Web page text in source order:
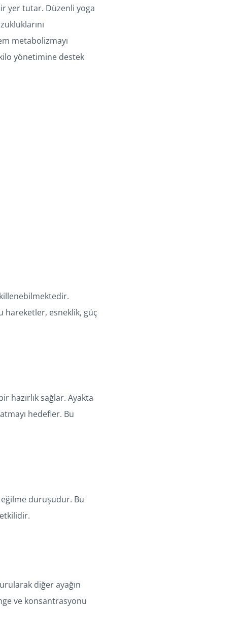
yer tutar. Düzenli yoga
metabolizmayı
kilo yönetimine destek
hareketler, esneklik, güç
hazırlık sağlar. Ayakta
hedefler. Bu
eğilme duruşudur. Bu
diğer ayağın
ve konsantrasyonu